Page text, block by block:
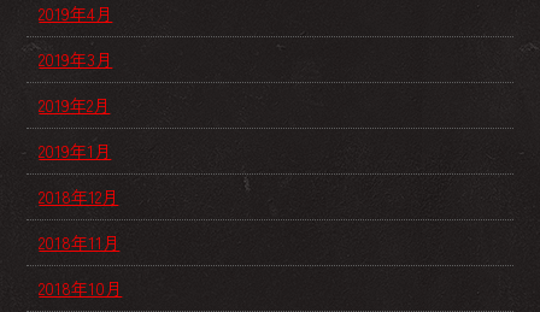
2019年4月
2019年3月
2019年2月
2019年1月
2018年12月
2018年11月
2018年10月